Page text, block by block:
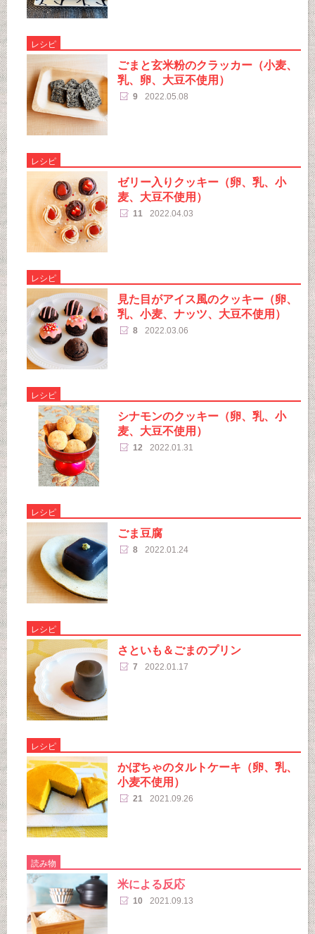
レシピ
ごまと玄米粉のクラッカー（小麦、
乳、卵、大豆不使用）
9 2022.05.08
レシピ
ゼリー入りクッキー（卵、乳、小
麦、大豆不使用）
11 2022.04.03
レシピ
見た目がアイス風のクッキー（卵、
乳、小麦、ナッツ、大豆不使用）
8 2022.03.06
レシピ
シナモンのクッキー（卵、乳、小
麦、大豆不使用）
12 2022.01.31
レシピ
ごま豆腐
8 2022.01.24
レシピ
さといも＆ごまのプリン
7 2022.01.17
レシピ
かぼちゃのタルトケーキ（卵、乳、
小麦不使用）
21 2021.09.26
読み物
米による反応
10 2021.09.13